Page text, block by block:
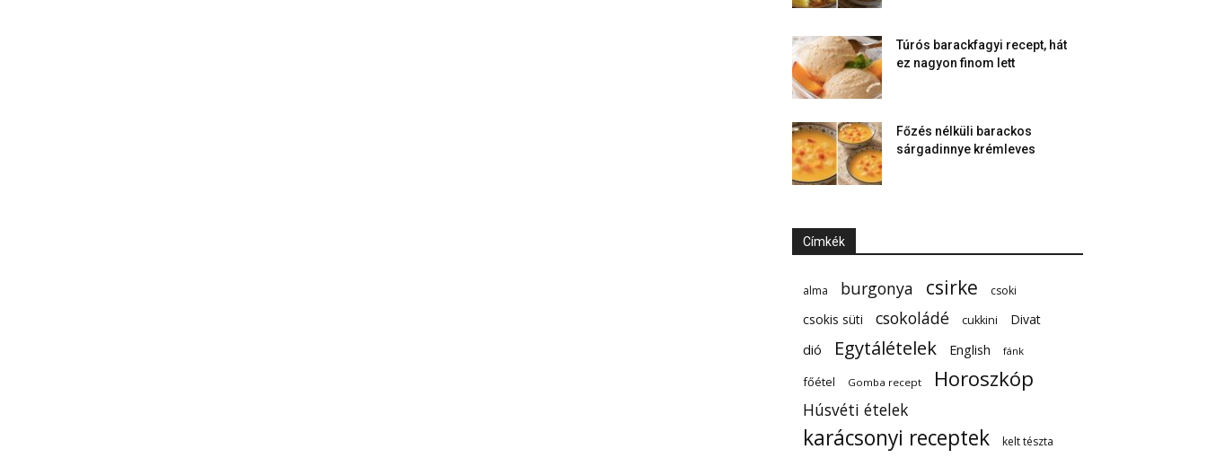
Túrós barackfagyi recept, hát
ez nagyon finom lett
Főzés nélküli barackos
sárgadinnye krémleves
Címkék
alma burgonya csirke csoki
csokis süti csokoládé cukkini Divat
dió Egytálételek English fánk
főétel Gomba recept Horoszkóp
Húsvéti ételek
karácsonyi receptek
kelt tészta